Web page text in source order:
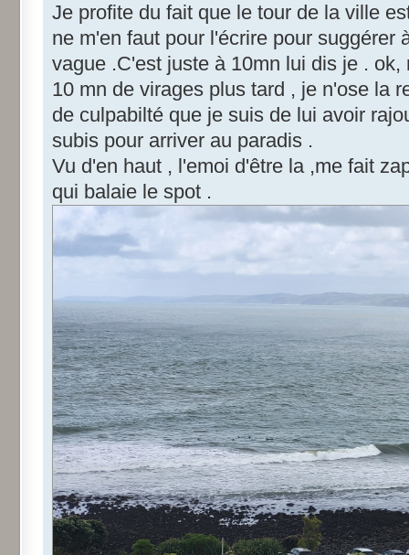
Je profite du fait que le tour de la ville
ne m'en faut pour l'écrire pour suggérer
vague .C'est juste à 10mn lui dis je .
10 mn de virages plus tard , je n'ose la
de culpabilté que je suis de lui avoir
subis pour arriver au paradis .
Vu d'en haut , l'emoi d'être la ,me fait
qui balaie le spot .